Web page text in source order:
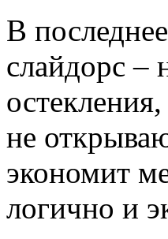
В
слайдорс –
не
экономит
логично и